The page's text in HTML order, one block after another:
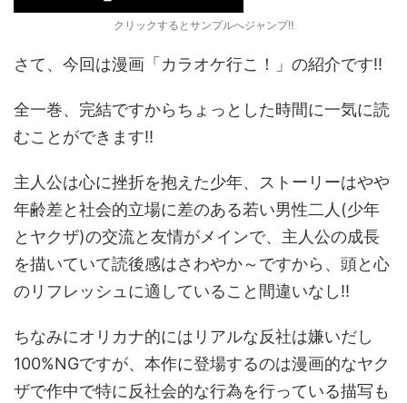
クリックするとサンプルへジャンプ‼️
さて、今回は漫画「カラオケ行こ！」の紹介です‼️
全一巻、完結ですからちょっとした時間に一気に読
むことができます‼️
主人公は心に挫折を抱えた少年、ストーリーはやや
年齢差と社会的立場に差のある若い男性二人(少年
とヤクザ)の交流と友情がメインで、主人公の成長
を描いていて読後感はさわやか～ですから、頭と心
のリフレッシュに適していること間違いなし‼️
ちなみにオリカナ的にはリアルな反社は嫌いだし
100%NGですが、本作に登場するのは漫画的なヤク
ザで作中で特に反社会的な行為を行っている描写も